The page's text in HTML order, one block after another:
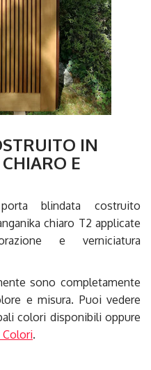
IN
E
blindata costruito
chiaro T2 applicate
e verniciatura
sono completamente
e misura. Puoi vedere
colori disponibili oppure
Colori.